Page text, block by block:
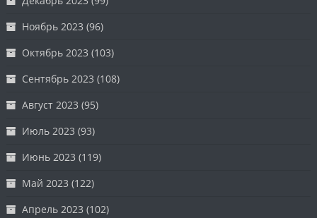
Ноябрь 2023 (96)
Октябрь 2023 (103)
Сентябрь 2023 (108)
Август 2023 (95)
Июль 2023 (93)
Июнь 2023 (119)
Май 2023 (122)
Апрель 2023 (102)